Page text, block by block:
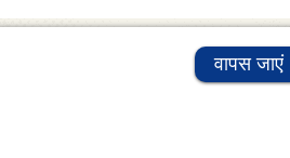
वापस जाएं